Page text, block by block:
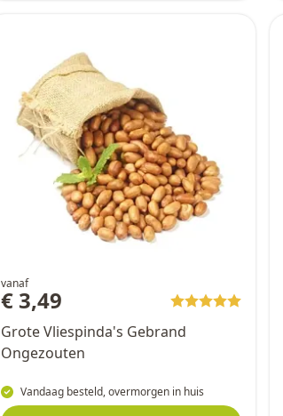
vanaf
€ 3,49
Grote Vliespinda's Gebrand
Ongezouten
Vandaag besteld, overmorgen in huis